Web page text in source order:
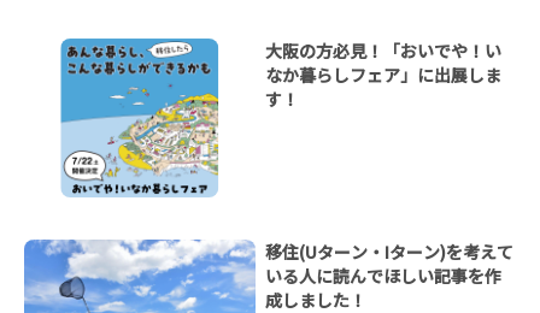
大阪の方必見！「おいでや！い
なか暮らしフェア」に出展しま
す！
移住(Uターン・Iターン)を考えて
いる人に読んでほしい記事を作
成しました！